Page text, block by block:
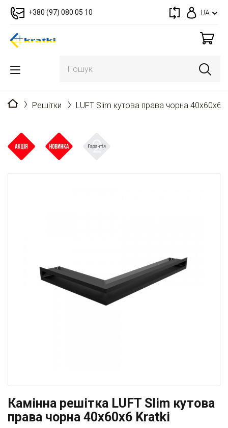
+380 (97) 080 05 10 UA
Головна
Решітки LUFT Slim кутова права чорна 40x60x6
Камінна решітка LUFT Slim кутова
права чорна 40x60x6 Kratki